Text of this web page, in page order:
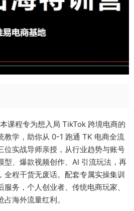
课程专为想入局 TikTok 跨境电商的
教学，助你从 0-1 跑通 TK 电商全流
位实战导师亲授，从行业趋势与账号
型、爆款视频创作、AI 引流玩法，再
全程干货无废话。配套专属实操集训
务，个人创业者、传统电商玩家、
海外流量红利。